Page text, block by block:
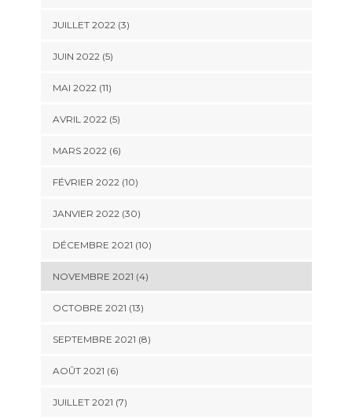
JUILLET 2022 (3)
JUIN 2022 (5)
MAI 2022 (11)
AVRIL 2022 (5)
MARS 2022 (6)
FÉVRIER 2022 (10)
JANVIER 2022 (30)
DÉCEMBRE 2021 (10)
NOVEMBRE 2021 (4)
OCTOBRE 2021 (13)
SEPTEMBRE 2021 (8)
AOÛT 2021 (6)
JUILLET 2021 (7)